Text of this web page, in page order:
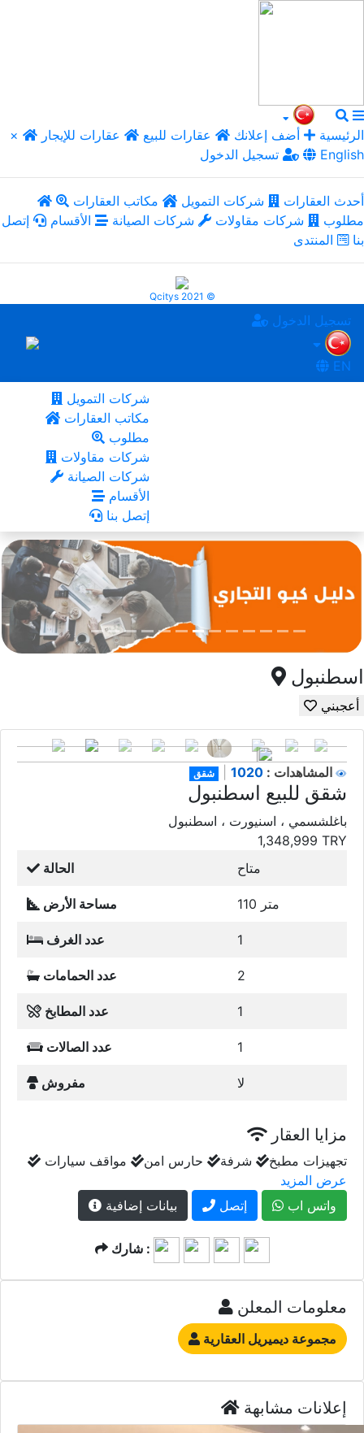
× الرئيسية أضف إعلانك عقارات للبيع
عقارات للإيجار
تسجيل الدخول
English
أحدث العقارات شركات التمويل
مكاتب العقارات
مطلوب
شركات مقاولات شركات الصيانة الأقسام
إتصل
بنا
المنتدى
Qcitys 2021 ©
تسجيل الدخول
EN
شركات التمويل
مكاتب العقارات
مطلوب
شركات مقاولات
شركات الصيانة
الأقسام
إتصل بنا
اسطنبول
أعجبني
شقق المشاهدات :
شقق للبيع اسطنبول
باغلشسمي ، اسنيورت ، اسطنبول
1,348,999 TRY
الحالة
متاح
مساحة الأرض 110 متر
عدد الغرف 1
عدد الحمامات 2
عدد المطابخ 1
عدد الصالات 1
مفروش لا
مزايا العقار
تجهيزات مطبخ شرفة حارس امن
مواقف سيارات
عرض المزيد
بيانات إضافية
إتصل واتس اب
شارك :
معلومات المعلن
مجموعة ديميريل العقارية
إعلانات مشابهة